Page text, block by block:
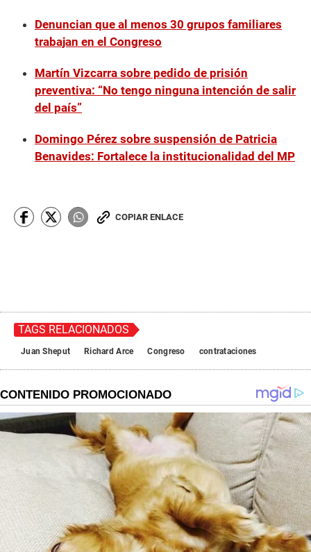
Denuncian que al menos 30 grupos familiares
trabajan en el Congreso
Martín Vizcarra sobre pedido de prisión
preventiva: “No tengo ninguna intención de salir
del país”
Domingo Pérez sobre suspensión de Patricia
Benavides: Fortalece la institucionalidad del MP
COPIAR ENLACE
TAGS RELACIONADOS
Juan Sheput Richard Arce Congreso contrataciones